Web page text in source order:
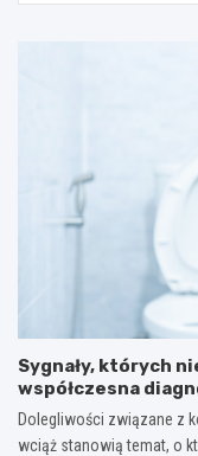
Sygnały, których
współczesna
proktologii?
Dolegliwości związane z
wciąż stanowią temat, o